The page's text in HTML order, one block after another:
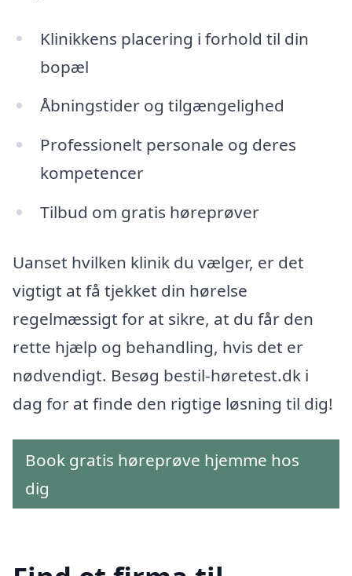
Klinikkens placering i forhold til din
bopæl
Åbningstider og tilgængelighed
Professionelt personale og deres
kompetencer
Tilbud om gratis høreprøver
Uanset hvilken klinik du vælger, er det
vigtigt at få tjekket din hørelse
regelmæssigt for at sikre, at du får den
rette hjælp og behandling, hvis det er
nødvendigt. Besøg bestil-høretest.dk i
dag for at finde den rigtige løsning til dig!
Book gratis høreprøve hjemme hos
dig